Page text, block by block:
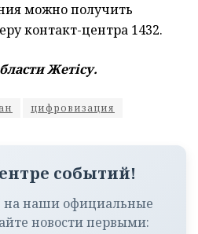
можно получить
контакт-центра 1432.
Жетісу.
цифровизация
событий!
на наши официальные
новости первыми: